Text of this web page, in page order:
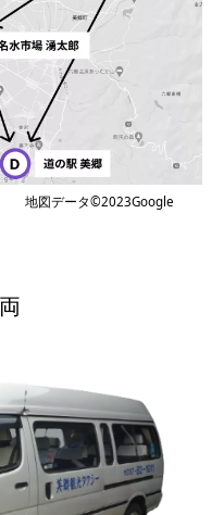
地図データ©️2023Google